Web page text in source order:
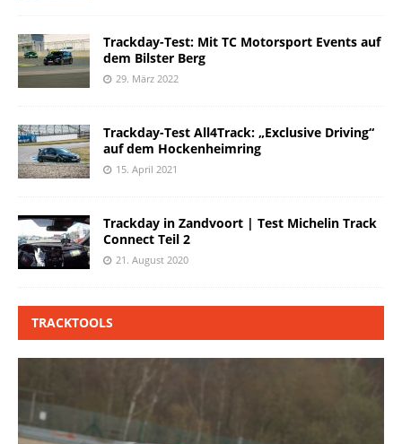
Trackday-Test: Mit TC Motorsport Events auf
dem Bilster Berg
29. März 2022
Trackday-Test All4Track: „Exclusive Driving“
auf dem Hockenheimring
15. April 2021
Trackday in Zandvoort | Test Michelin Track
Connect Teil 2
21. August 2020
TRACKTOOLS